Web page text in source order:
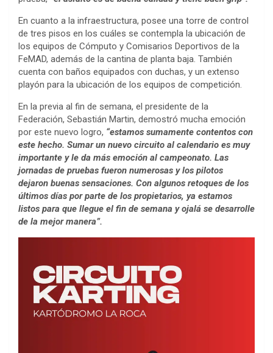
En cuanto a la infraestructura, posee una torre de control
de tres pisos en los cuáles se contempla la ubicación de
los equipos de Cómputo y Comisarios Deportivos de la
FeMAD, además de la cantina de planta baja. También
cuenta con baños equipados con duchas, y un extenso
playón para la ubicación de los equipos de competición.
En la previa al fin de semana, el presidente de la
Federación, Sebastián Martin, demostró mucha emoción
por este nuevo logro, “estamos sumamente contentos con
este hecho. Sumar un nuevo circuito al calendario es muy
importante y le da más emoción al campeonato. Las
jornadas de pruebas fueron numerosas y los pilotos
dejaron buenas sensaciones. Con algunos retoques de los
últimos días por parte de los propietarios, ya estamos
listos para que llegue el fin de semana y ojalá se desarrolle
de la mejor manera”.